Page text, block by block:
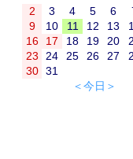
2
3 4 5 6
9
10 11 12 13
16
17 18 19 20
23
24 25 26 27
30
31
＜今日＞